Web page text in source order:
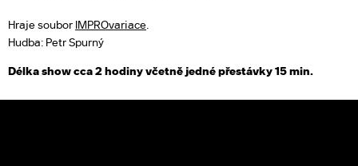
Hraje soubor IMPROvariace
Hudba: Petr Spurný
Délka show cca 2 hodiny včetně jedné přestávky 15 min.